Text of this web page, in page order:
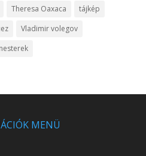
Theresa Oaxaca
tájkép
Vladimir volegov
MENÜ